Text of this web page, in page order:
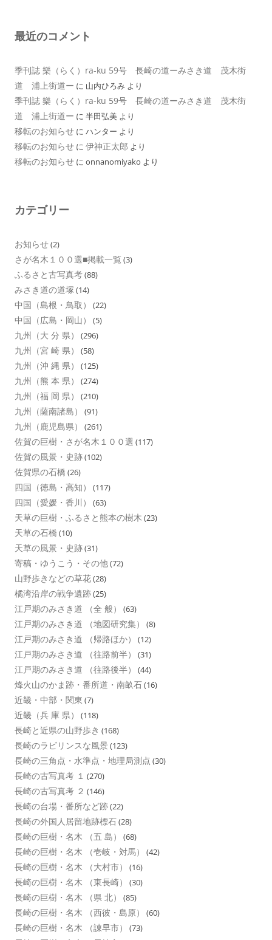
最近のコメント
季刊誌 樂（らく）ra-ku 59号 長崎の道ーみさき道 茂木街
道 浦上街道ー に 山内ひろみ より
季刊誌 樂（らく）ra-ku 59号 長崎の道ーみさき道 茂木街
道 浦上街道ー に 半田弘美 より
移転のお知らせ に ハンター より
移転のお知らせ に 伊神正太郎 より
移転のお知らせ に onnanomiyako より
カテゴリー
お知らせ(2)
さが名木１００選■掲載一覧 (3)
ふるさと古写真考(88)
みさき道の道塚 (14)
中国（島根・鳥取） (22)
中国（広島・岡山） (5)
九州（大 分 県） (296)
九州（宮 崎 県） (58)
九州（沖 縄 県） (125)
九州（熊 本 県） (274)
九州（福 岡 県） (210)
九州（薩南諸島） (91)
九州（鹿児島県） (261)
佐賀の巨樹・さが名木１００選 (117)
佐賀の風景・史跡(102)
佐賀県の石橋 (26)
四国（徳島・高知） (117)
四国（愛媛・香川） (63)
天草の巨樹・ふるさと熊本の樹木 (23)
天草の石橋 (10)
天草の風景・史跡(31)
寄稿・ゆうこう・その他(72)
山野歩きなどの草花(28)
橘湾沿岸の戦争遺跡(25)
江戸期のみさき道 （全 般） (63)
江戸期のみさき道 （地図研究集） (8)
江戸期のみさき道 （帰路ほか） (12)
江戸期のみさき道 （往路前半） (31)
江戸期のみさき道 （往路後半） (44)
烽火山のかま跡・番所道・南畝石(16)
近畿・中部・関東 (7)
近畿（兵 庫 県） (118)
長崎と近県の山野歩き (168)
長崎のラビリンスな風景 (123)
長崎の三角点・水準点・地理局測点 (30)
長崎の古写真考 １ (270)
長崎の古写真考 ２ (146)
長崎の台場・番所など跡(22)
長崎の外国人居留地跡標石(28)
長崎の巨樹・名木 （五 島） (68)
長崎の巨樹・名木 （壱岐・対馬） (42)
長崎の巨樹・名木 （大村市） (16)
長崎の巨樹・名木 （東長崎） (30)
長崎の巨樹・名木 （県 北） (85)
長崎の巨樹・名木 （西彼・島原） (60)
長崎の巨樹・名木 （諌早市） (73)